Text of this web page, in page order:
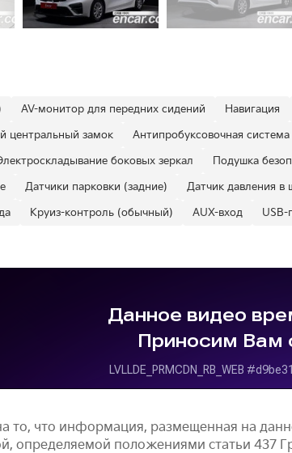
AV-монитор для передних сидений Навигация
центральный замок Антипробуксовочная система
боковых зеркал Подушка
Датчики парковки (задние) Датчик давления в
Круиз-контроль (обычный) AUX-вход USB-
то, что информация, размещенная на
определяемой положениями статьи 437